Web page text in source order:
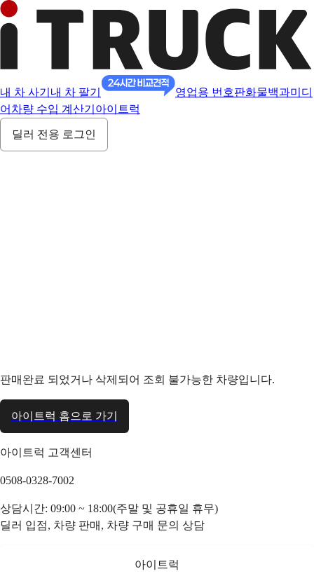
내 차 사기 내 차 팔기 영업용 번호판화물백과미디
어 차량 수입 계산기 아이트럭
딜러 전용 로그인
판매완료 되었거나 삭제되어 조회 불가능한 차량입니다.
아이트럭 홈으로 가기
아이트럭 고객센터
0508-0328-7002
상담시간: 09:00 ~ 18:00(주말 및 공휴일 휴무)
딜러 입점, 차량 판매, 차량 구매 문의 상담
아이트럭